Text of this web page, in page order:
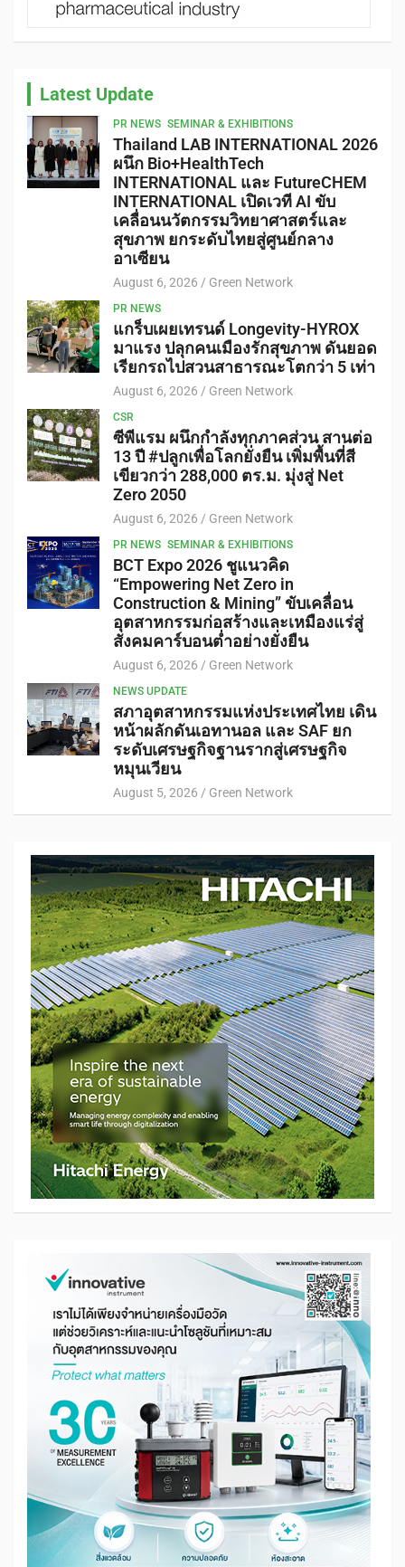
Latest Update
PR NEWS SEMINAR & EXHIBITIONS
Thailand LAB INTERNATIONAL 2026
ผนึก Bio+HealthTech
INTERNATIONAL และ FutureCHEM
INTERNATIONAL เปิดเวที AI ขับ
เคลื่อนนวัตกรรมวิทยาศาสตร์และ
สุขภาพ ยกระดับไทยสู่ศูนย์กลาง
อาเซียน
August 6, 2026 Green Network
PR NEWS
แกร็บเผยเทรนด์ Longevity-HYROX
มาแรง ปลุกคนเมืองรักสุขภาพ ดันยอด
เรียกรถไปสวนสาธารณะโตกว่า 5 เท่า
August 6, 2026 Green Network
CSR
ซีพีแรม ผนึกกำลังทุกภาคส่วน สานต่อ
13 ปี #ปลูกเพื่อโลกยั่งยืน เพิ่มพื้นที่สี
เขียวกว่า 288,000 ตร.ม. มุ่งสู่ Net
Zero 2050
August 6, 2026 Green Network
PR NEWS SEMINAR & EXHIBITIONS
BCT Expo 2026 ชูแนวคิด
“Empowering Net Zero in
Construction & Mining” ขับเคลื่อน
อุตสาหกรรมก่อสร้างและเหมืองแร่สู่
สังคมคาร์บอนต่ำอย่างยั่งยืน
August 6, 2026 Green Network
NEWS UPDATE
สภาอุตสาหกรรมแห่งประเทศไทย เดิน
หน้าผลักดันเอทานอล และ SAF ยก
ระดับเศรษฐกิจฐานรากสู่เศรษฐกิจ
หมุนเวียน
August 5, 2026 Green Network